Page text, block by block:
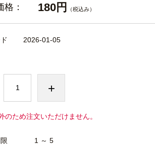
格： 180円 （税込み）
2026-01-05
+
のため注文いただけません。
1 ～ 5